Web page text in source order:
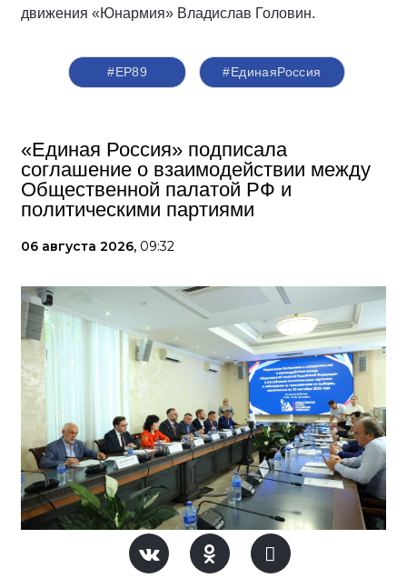
движения «Юнармия» Владислав Головин.
#ЕР89 #‎ЕдинаяРоссия
«Единая Россия» подписала
соглашение о взаимодействии между
Общественной палатой РФ и
политическими партиями
06 августа 2026, 09:32